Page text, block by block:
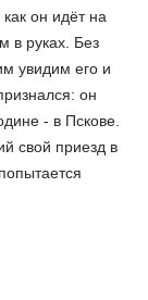
он идёт на
в руках. Без
увидим его и
он
- в Пскове.
свой приезд в